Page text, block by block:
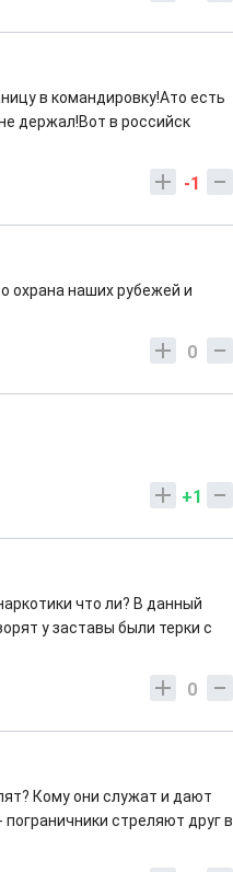
в командировку!Ато есть
держал!Вот в российск
-1
охрана наших рубежей и
0
+1
что ли? В данный
у заставы были терки с
0
Кому они служат и дают
стреляют друг в